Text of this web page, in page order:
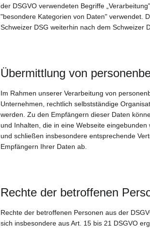
der DSGVO verwendeten Begriffe
"besondere Kategorien von Daten" verwendet.
Schweizer DSG weiterhin nach dem Schweizer
Übermittlung von
Im Rahmen unserer Verarbeitung von
Unternehmen, rechtlich selbstständige
werden. Zu den Empfängern dieser Daten
und Inhalten, die in eine Webseite
und schließen insbesondere entsprechende
Empfängern Ihrer Daten ab.
Rechte der betroffenen
Rechte der betroffenen Personen aus der
sich insbesondere aus Art. 15 bis 21 DSGVO